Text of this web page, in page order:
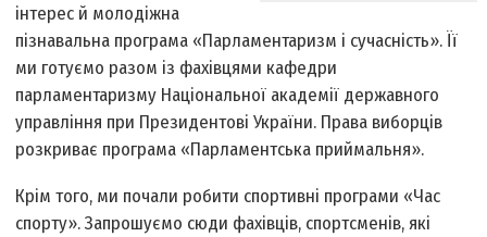
інтерес й молодіжна
пізнавальна програма «Парламентаризм і сучасність». Її
ми готуємо разом із фахівцями кафедри
парламентаризму Національної академії державного
управління при Президентові України. Права виборців
розкриває програма «Парламентська приймальня».
Крім того, ми почали робити спортивні програми «Час
спорту». Запрошуємо сюди фахівців, спортсменів, які